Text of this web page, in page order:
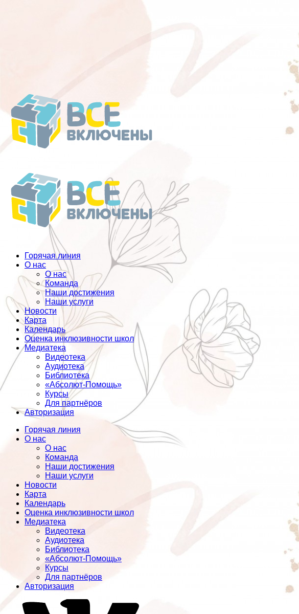
Горячая линия
О нас
О нас
Команда
Наши достижения
Наши услуги
Новости
Карта
Календарь
Оценка инклюзивности школ
Медиатека
Видеотека
Аудиотека
Библиотека
«Абсолют-Помощь»
Курсы
Для партнёров
Авторизация
Горячая линия
О нас
О нас
Команда
Наши достижения
Наши услуги
Новости
Карта
Календарь
Оценка инклюзивности школ
Медиатека
Видеотека
Аудиотека
Библиотека
«Абсолют-Помощь»
Курсы
Для партнёров
Авторизация